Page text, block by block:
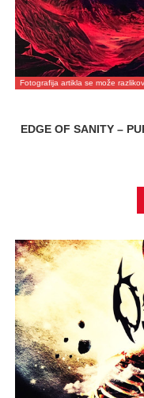
Fotografija artikla se može
EDGE OF SANITY –